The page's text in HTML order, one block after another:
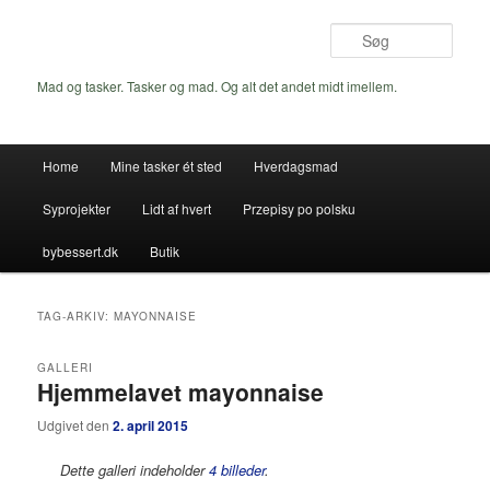
indhold
indholdMad og tasker. Tasker og mad. Og alt det andet midt imellem.
Home Mine tasker ét sted Hverdagsmad
Syprojekter Lidt af hvert Przepisy po polsku
bybessert.dk Butik
TAG-ARKIV:MAYONNAISE
Hjemmelavet mayonnaise
GALLERI
Udgivet den2. april 2015
Dette galleri indeholder4 billeder.